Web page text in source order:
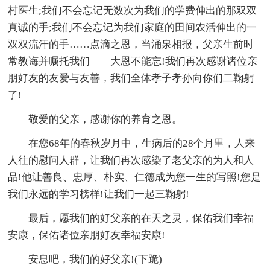
村医生;我们不会忘记无数次为我们的学费伸出的那双双
真诚的手;我们不会忘记为我们家庭的田间农活伸出的一
双双流汗的手……点滴之恩，当涌泉相报，父亲生前时
常教诲并嘱托我们——大恩不能忘!我们再次感谢诸位亲
朋好友的友爱与友善，我们全体孝子孝孙向你们二鞠躬
了!
敬爱的父亲，感谢你的养育之恩。
在您68年的春秋岁月中，生病后的28个月里，人来
人往的慰问人群，让我们再次感染了老父亲的为人和人
品!他让善良、忠厚、朴实、仁德成为您一生的写照!您是
我们永远的学习榜样!让我们一起三鞠躬!
最后，愿我们的好父亲的在天之灵，保佑我们幸福
安康，保佑诸位亲朋好友幸福安康!
安息吧，我们的好父亲!(下跪)